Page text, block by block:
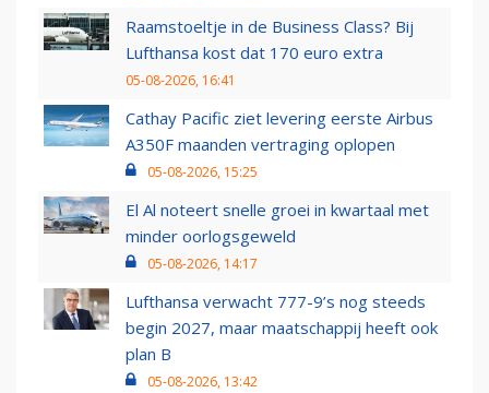
Raamstoeltje in de Business Class? Bij
Lufthansa kost dat 170 euro extra
05-08-2026, 16:41
Cathay Pacific ziet levering eerste Airbus
A350F maanden vertraging oplopen
05-08-2026, 15:25
El Al noteert snelle groei in kwartaal met
minder oorlogsgeweld
05-08-2026, 14:17
Lufthansa verwacht 777-9’s nog steeds
begin 2027, maar maatschappij heeft ook
plan B
05-08-2026, 13:42